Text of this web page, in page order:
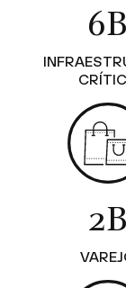
6B
2B